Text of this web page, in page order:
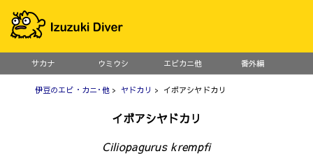
サカナ ウミウシ エビカニ他 番外編
伊豆のエビ・カニ･他> ヤドカリ > イボアシヤドカリ
イボアシヤドカリ
Ciliopagurus krempfi